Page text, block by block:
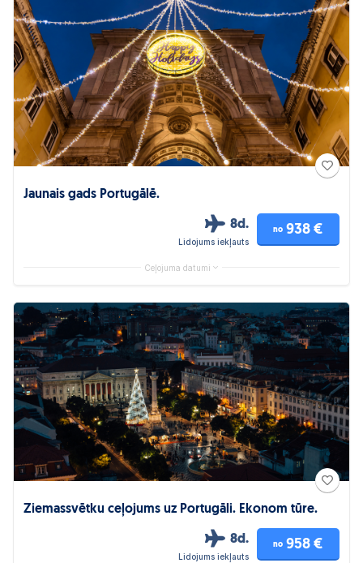
Jaunais gads Portugālē.
8d.
Lidojums iekļauts
no 938 €
Ceļojuma datumi
Ziemassvētku ceļojums uz Portugāli. Ekonom tūre.
8d.
Lidojums iekļauts
no 958 €